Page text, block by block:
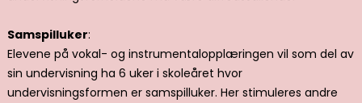
Samspilluker:
Elevene på vokal- og instrumentalopplæringen vil som del av
sin undervisning ha 6 uker i skoleåret hvor
undervisningsformen er samspilluker. Her stimuleres andre